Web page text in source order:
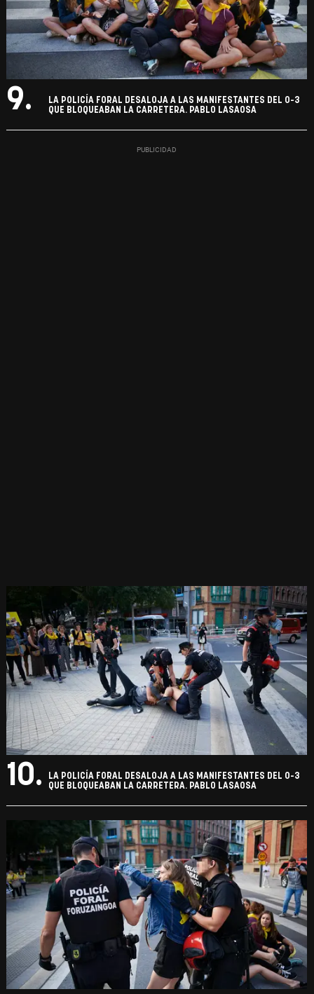
9.
LA POLICÍA FORAL DESALOJA A LAS MANIFESTANTES DEL 0-3
QUE BLOQUEABAN LA CARRETERA. PABLO LASAOSA
10.
LA POLICÍA FORAL DESALOJA A LAS MANIFESTANTES DEL 0-3
QUE BLOQUEABAN LA CARRETERA. PABLO LASAOSA